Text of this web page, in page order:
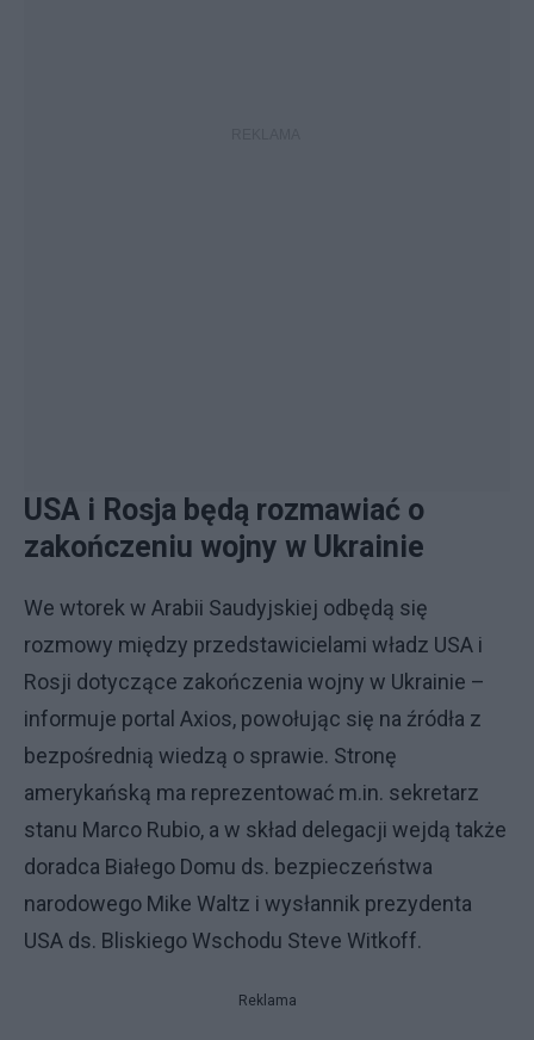
USA i Rosja będą rozmawiać o
zakończeniu wojny w Ukrainie
We wtorek w Arabii Saudyjskiej odbędą się
rozmowy między przedstawicielami władz USA i
Rosji dotyczące zakończenia wojny w Ukrainie –
informuje portal Axios, powołując się na źródła z
bezpośrednią wiedzą o sprawie. Stronę
amerykańską ma reprezentować m.in. sekretarz
stanu Marco Rubio, a w skład delegacji wejdą także
doradca Białego Domu ds. bezpieczeństwa
narodowego Mike Waltz i wysłannik prezydenta
USA ds. Bliskiego Wschodu Steve Witkoff.
Reklama